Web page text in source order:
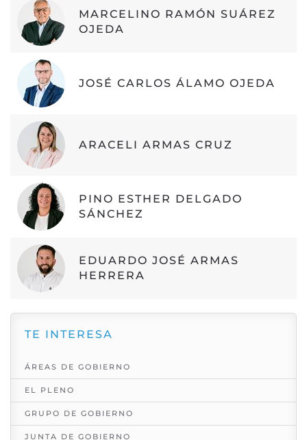
MARCELINO RAMÓN SUÁREZ
OJEDA
JOSÉ CARLOS ÁLAMO OJEDA
ARACELI ARMAS CRUZ
PINO ESTHER DELGADO
SÁNCHEZ
EDUARDO JOSÉ ARMAS
HERRERA
TE INTERESA
ÁREAS DE GOBIERNO
EL PLENO
GRUPO DE GOBIERNO
JUNTA DE GOBIERNO